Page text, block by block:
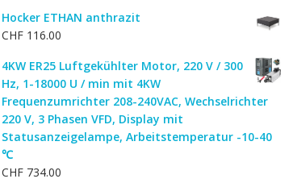
Hocker ETHAN anthrazit
CHF116.00
4KW ER25 Luftgekühlter Motor, 220 V / 300
Hz, 1-18000 U / min mit 4KW
Frequenzumrichter 208-240VAC, Wechselrichter
220 V, 3 Phasen VFD, Display mit
Statusanzeigelampe, Arbeitstemperatur -10-40
℃
CHF734.00